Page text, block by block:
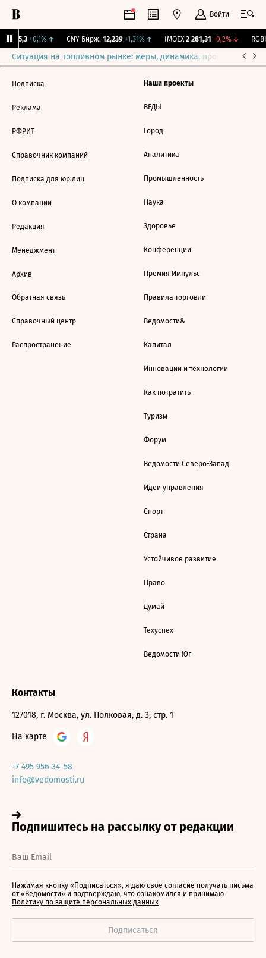
Войти
115,3 +0,1%↑ CNY Бирж. 12,239 +1,31%↑ IMOEX 2 281,31 -0,2%↓
Ситуация на топливном рынке: меры, динамика, прогнозы
Подписка
Реклама
РФРИТ
Справочник компаний
Подписка для юр.лиц
О компании
Редакция
Менеджмент
Архив
Обратная связь
Справочный центр
Распространение
Наши проекты
ВЕДЫ
Город
Аналитика
Промышленность
Наука
Здоровье
Конференции
Премия Импульс
Правила торговли
Ведомости&
Капитал
Инновации и технологии
Как потратить
Туризм
Форум
Ведомости Северо-Запад
Идеи управления
Спорт
Страна
Устойчивое развитие
Право
Думай
Техуспех
Ведомости Юг
Контакты
127018, г. Москва, ул. Полковая, д. 3, стр. 1
На карте
+7 495 956-34-58
info@vedomosti.ru
Нажимая кнопку «Подписаться», я даю свое согласие получать письма
от «Ведомости» и подтверждаю, что ознакомился и принимаю
Политику по защите персональных данных